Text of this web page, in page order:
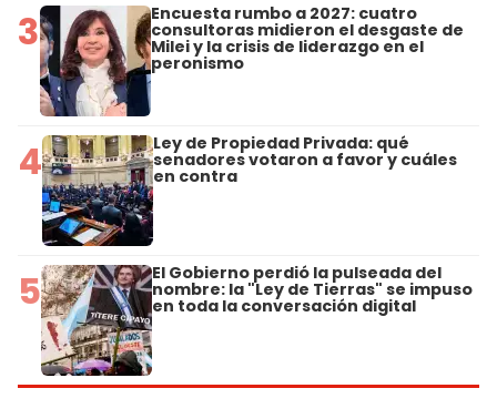
3 Encuesta rumbo a 2027: cuatro
consultoras midieron el desgaste de
Milei y la crisis de liderazgo en el
peronismo
4 Ley de Propiedad Privada: qué
senadores votaron a favor y cuáles
en contra
5 El Gobierno perdió la pulseada del
nombre: la "Ley de Tierras" se impuso
en toda la conversación digital